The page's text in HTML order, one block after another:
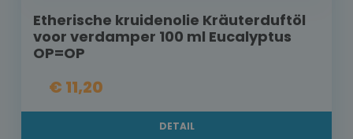
Etherische kruidenolie Kräuterduftöl
voor verdamper 100 ml Eucalyptus
OP=OP
€ 11,20
DETAIL